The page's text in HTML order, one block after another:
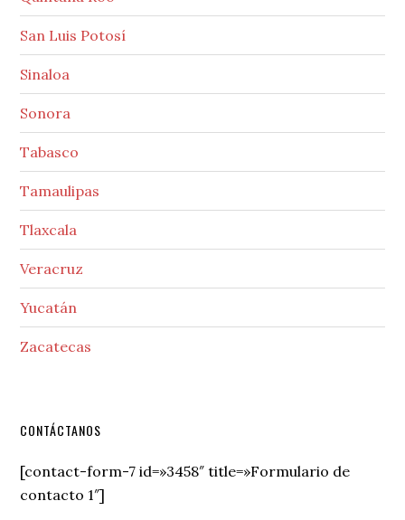
San Luis Potosí
Sinaloa
Sonora
Tabasco
Tamaulipas
Tlaxcala
Veracruz
Yucatán
Zacatecas
Secondary
Sidebar
CONTÁCTANOS
[contact-form-7 id=»3458″ title=»Formulario de
contacto 1″]